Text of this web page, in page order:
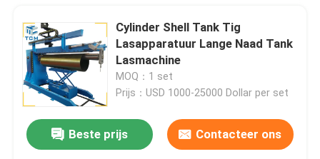
Cylinder Shell Tank Tig
Lasapparatuur Lange Naad Tank
Lasmachine
MOQ：1 set
Prijs：USD 1000-25000 Dollar per set
Beste prijs Contacteer ons